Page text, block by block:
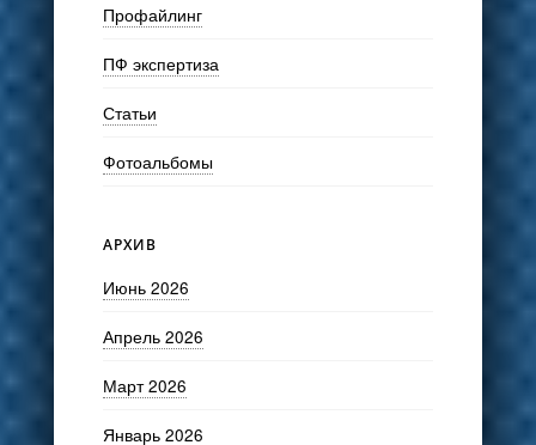
Профайлинг
ПФ экспертиза
Статьи
Фотоальбомы
АРХИВ
Июнь 2026
Апрель 2026
Март 2026
Январь 2026